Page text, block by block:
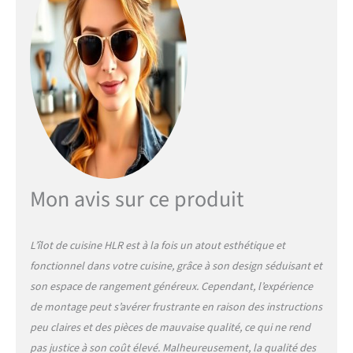
ouvertes et répond à tous
les besoins, de la
préparation et de la
nourriture au travail de
bureau. Avec prise pour une
efficace : le chariot de
cuisine dispose d'un
panneau de charge
USB. Ainsi, vous pouvez
charger des appareils
machines à café, les
mélangeurs, les téléphones
portables et les friteuses à
air chaud directement sur le
plan de travail. Ce design
pratique de l'armoire haute
optimise vos procédures de
Mon avis sur ce produit
L’îlot de cuisine HLR est à la fois un atout esthétique et
fonctionnel dans votre cuisine, grâce à son design séduisant et
son espace de rangement généreux. Cependant, l’expérience
de montage peut s’avérer frustrante en raison des instructions
peu claires et des pièces de mauvaise qualité, ce qui ne rend
pas justice à son coût élevé. Malheureusement, la qualité des